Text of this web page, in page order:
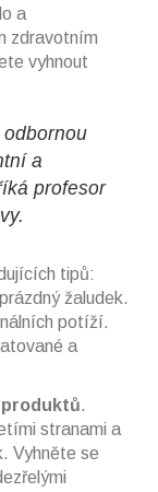
a
zdravotním
vyhnout
a
profesor
tipů:
žaludek.
potíží.
a
produktů.
stranami a
Vyhněte se